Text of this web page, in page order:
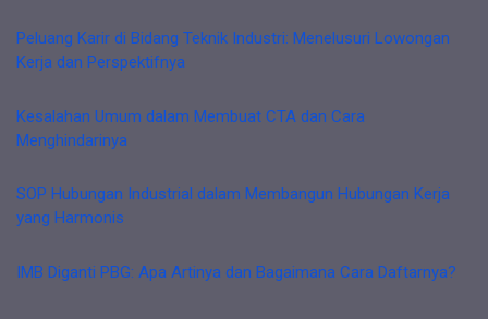
Peluang Karir di Bidang Teknik Industri: Menelusuri Lowongan
Kerja dan Perspektifnya
Kesalahan Umum dalam Membuat CTA dan Cara
Menghindarinya
SOP Hubungan Industrial dalam Membangun Hubungan Kerja
yang Harmonis
IMB Diganti PBG: Apa Artinya dan Bagaimana Cara Daftarnya?